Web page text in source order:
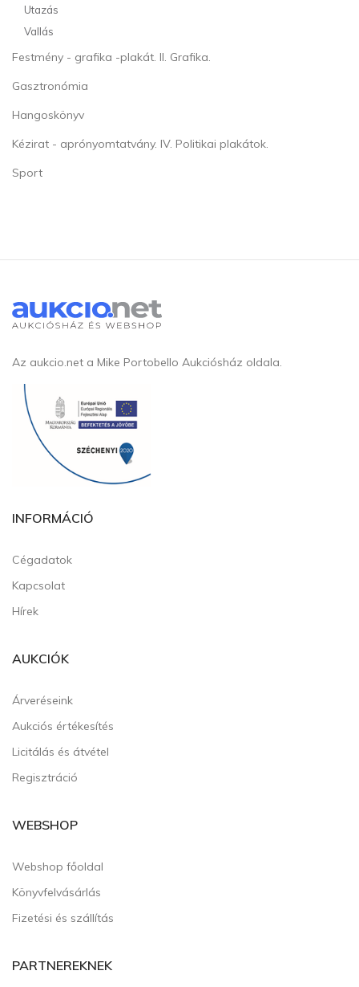
Utazás
Vallás
Festmény - grafika -plakát. II. Grafika.
Gasztronómia
Hangoskönyv
Kézirat - aprónyomtatvány. IV. Politikai plakátok.
Sport
Az aukcio.net a Mike Portobello Aukciósház oldala.
INFORMÁCIÓ
Cégadatok
Kapcsolat
Hírek
AUKCIÓK
Árveréseink
Aukciós értékesítés
Licitálás és átvétel
Regisztráció
WEBSHOP
Webshop főoldal
Könyvfelvásárlás
Fizetési és szállítás
PARTNEREKNEK